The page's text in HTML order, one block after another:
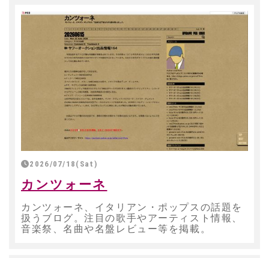
2026/07/18(Sat)
カンツォーネ
カンツォーネ、イタリアン・ポップスの話題を
扱うブログ。注目の歌手やアーティスト情報、
音楽祭、名曲や名盤レビュー等を掲載。